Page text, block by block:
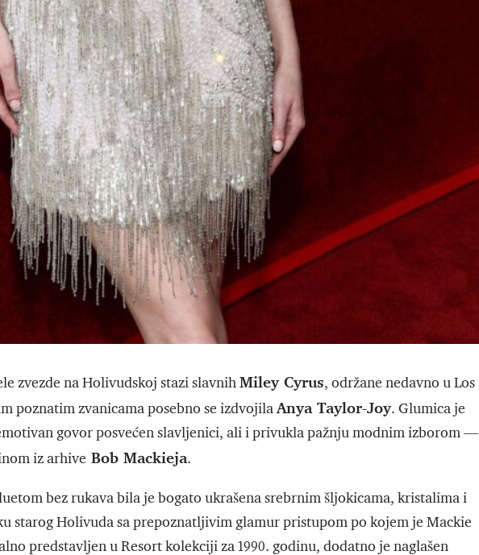
zvezde na Holivudskoj stazi slavnihMiley Cyrus, održane nedavno u Los
poznatim zvanicama posebno se izdvojilaAnya Taylor-Joy. Glumica je
govor posvećen slavljenici, ali i privukla pažnju modnim izborom —
iz arhive Bob Mackieja.
bez rukava bila je bogato ukrašena srebrnim šljokicama, kristalima i
starog Holivuda sa prepoznatljivim glamur pristupom po kojem je Mackie
predstavljen u Resort kolekciji za 1990. godinu, dodatno je naglašen